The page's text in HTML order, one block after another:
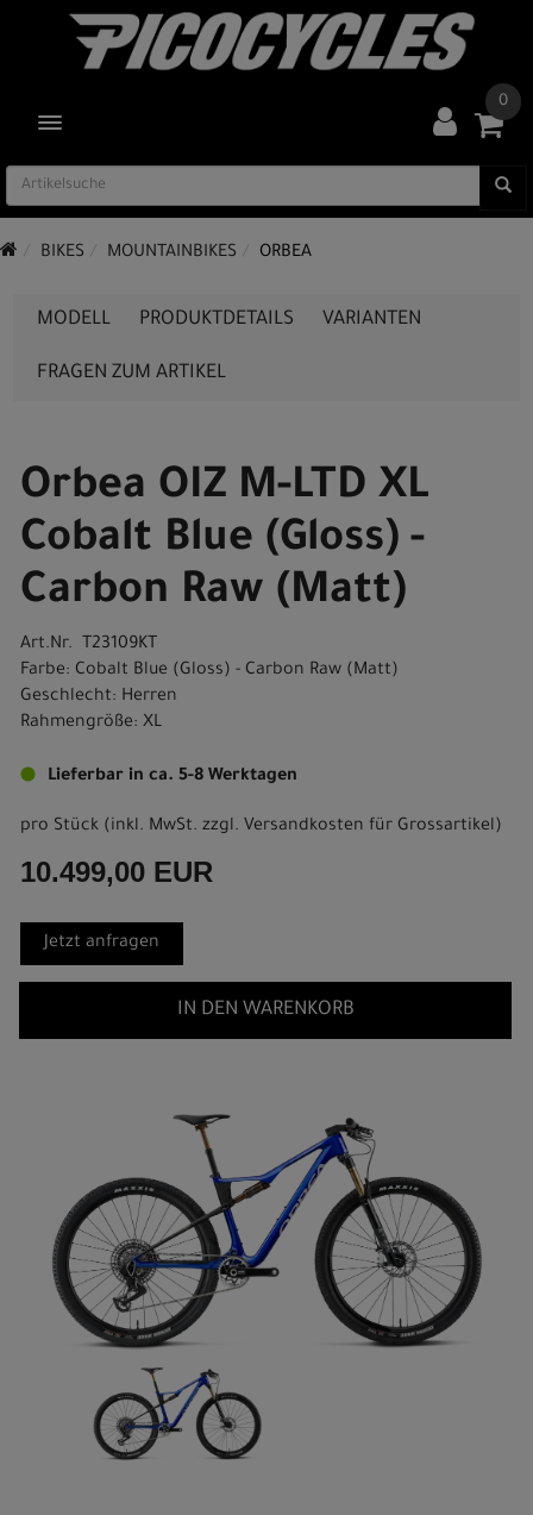
TOGGLE NAVIGATION
0
BIKES MOUNTAINBIKES ORBEA
MODELL PRODUKTDETAILS VARIANTEN
FRAGEN ZUM ARTIKEL
Orbea OIZ M-LTD XL
Cobalt Blue (Gloss) -
Carbon Raw (Matt)
Art.Nr. T23109KT
Farbe: Cobalt Blue (Gloss) - Carbon Raw (Matt)
Geschlecht: Herren
Rahmengröße: XL
Lieferbar in ca. 5-8 Werktagen
pro Stück (inkl. MwSt. zzgl. Versandkosten für Grossartikel)
10.499,00 EUR
Jetzt anfragen
IN DEN WARENKORB